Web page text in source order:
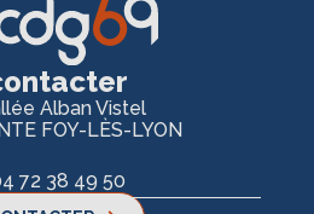
Alban Vistel
FOY-LÈS-LYON
72 38 49 50